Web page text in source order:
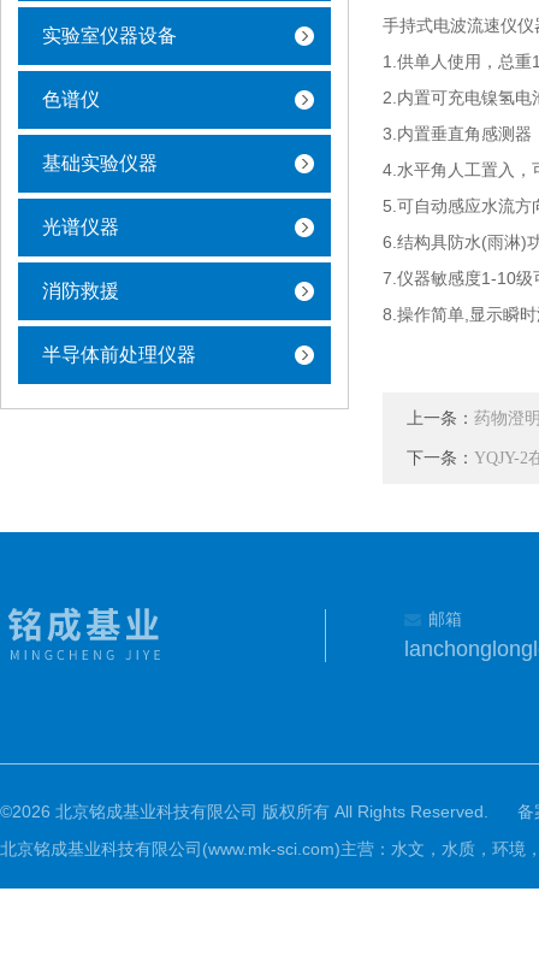
实验室仪器设备
色谱仪
基础实验仪器
光谱仪器
消防救援
半导体前处理仪器
手持式电波流速仪仪
1.供单人使用，总重
2.内置可充电镍氢电
3.内置垂直角感测器
4.水平角人工置入，
5.可自动感应水流方
6.结构具防水(雨淋)
7.仪器敏感度1-10级
8.操作简单,显示瞬
上一条： 药物澄
下一条： YQJY-2
邮箱
©2026 北京铭成基业科技有限公司 版权所有 All Rights Reserved.
备
北京铭成基业科技有限公司(www.mk-sci.com)主营：水文，水质，环境